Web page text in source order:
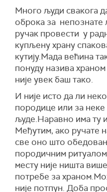
Много људи свакога
оброка за непознате
ручак провести у
купљену храну
кутију.Мада већина
понуду назива
није увек баш тако.
И није исто да ли
породице или за
људе.Наравно има ту
Међутим, ако ручате
све оно што
породичним
месту није ништа
потребе за
није потпун. Доба